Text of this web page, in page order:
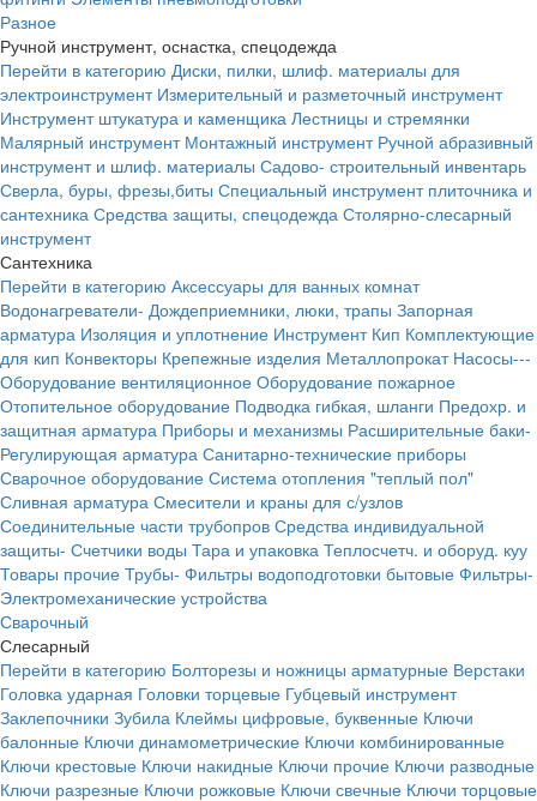
Разное
Ручной инструмент, оснастка, спецодежда
Перейти в категорию Диски, пилки, шлиф. материалы для
электроинструмент Измерительный и разметочный инструмент
Инструмент штукатура и каменщика Лестницы и стремянки
Малярный инструмент Монтажный инструмент Ручной абразивный
инструмент и шлиф. материалы Садово- строительный инвентарь
Сверла, буры, фрезы,биты Специальный инструмент плиточника и
сантехника Средства защиты, спецодежда Столярно-слесарный
инструмент
Сантехника
Перейти в категорию Аксессуары для ванных комнат
Водонагреватели- Дождеприемники, люки, трапы Запорная
арматура Изоляция и уплотнение Инструмент Кип Комплектующие
для кип Конвекторы Крепежные изделия Металлопрокат Насосы---
Оборудование вентиляционное Оборудование пожарное
Отопительное оборудование Подводка гибкая, шланги Предохр. и
защитная арматура Приборы и механизмы Расширительные баки-
Регулирующая арматура Санитарно-технические приборы
Сварочное оборудование Система отопления "теплый пол"
Сливная арматура Смесители и краны для с/узлов
Соединительные части трубопров Средства индивидуальной
защиты- Счетчики воды Тара и упаковка Теплосчетч. и оборуд. куу
Товары прочие Трубы- Фильтры водоподготовки бытовые Фильтры-
Электромеханические устройства
Сварочный
Слесарный
Перейти в категорию Болторезы и ножницы арматурные Верстаки
Головка ударная Головки торцевые Губцевый инструмент
Заклепочники Зубила Клеймы цифровые, буквенные Ключи
балонные Ключи динамометрические Ключи комбинированные
Ключи крестовые Ключи накидные Ключи прочие Ключи разводные
Ключи разрезные Ключи рожковые Ключи свечные Ключи торцовые